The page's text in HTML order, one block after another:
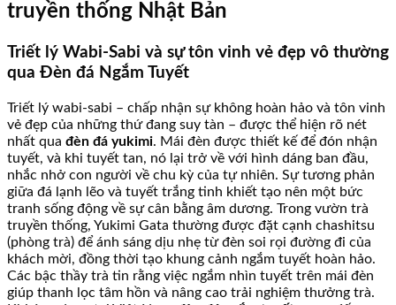
truyền thống Nhật Bản
Triết lý Wabi-Sabi và sự tôn vinh vẻ đẹp vô thường
qua Đèn đá Ngắm Tuyết
Triết lý wabi-sabi – chấp nhận sự không hoàn hảo và tôn vinh
vẻ đẹp của những thứ đang suy tàn – được thể hiện rõ nét
nhất qua đèn đá yukimi. Mái đèn được thiết kế để đón nhận
tuyết, và khi tuyết tan, nó lại trở về với hình dáng ban đầu,
nhắc nhở con người về chu kỳ của tự nhiên. Sự tương phản
giữa đá lạnh lẽo và tuyết trắng tinh khiết tạo nên một bức
tranh sống động về sự cân bằng âm dương. Trong vườn trà
truyền thống, Yukimi Gata thường được đặt cạnh chashitsu
(phòng trà) để ánh sáng dịu nhẹ từ đèn soi rọi đường đi của
khách mời, đồng thời tạo khung cảnh ngắm tuyết hoàn hảo.
Các bậc thầy trà tin rằng việc ngắm nhìn tuyết trên mái đèn
giúp thanh lọc tâm hồn và nâng cao trải nghiệm thưởng trà.